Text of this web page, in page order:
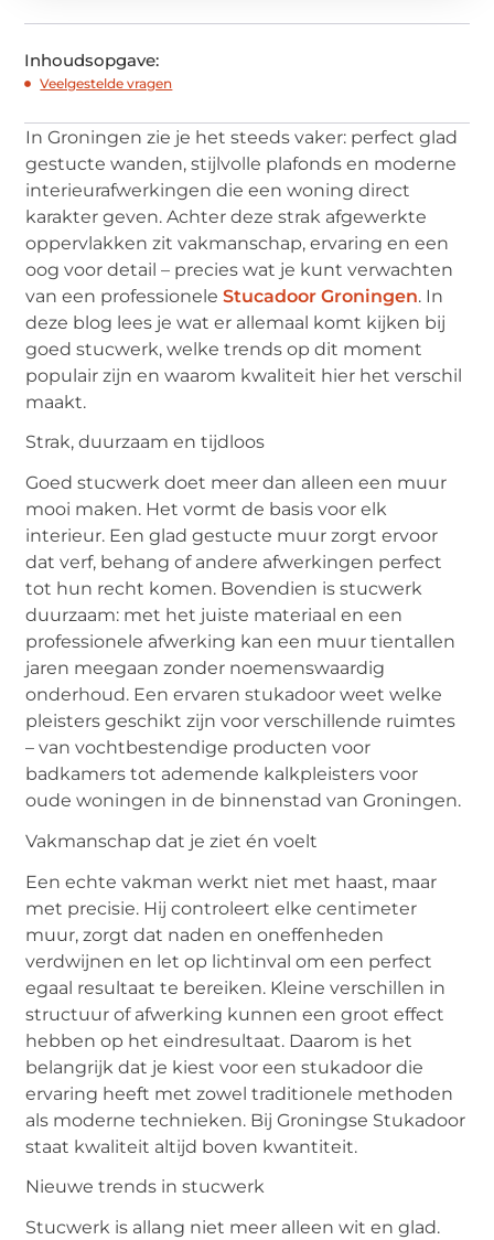
Inhoudsopgave:
Veelgestelde vragen
In Groningen zie je het steeds vaker: perfect glad
gestucte wanden, stijlvolle plafonds en moderne
interieurafwerkingen die een woning direct
karakter geven. Achter deze strak afgewerkte
oppervlakken zit vakmanschap, ervaring en een
oog voor detail – precies wat je kunt verwachten
van een professioneleStucadoor Groningen. In
deze blog lees je wat er allemaal komt kijken bij
goed stucwerk, welke trends op dit moment
populair zijn en waarom kwaliteit hier het verschil
maakt.
Strak, duurzaam en tijdloos
Goed stucwerk doet meer dan alleen een muur
mooi maken. Het vormt de basis voor elk
interieur. Een glad gestucte muur zorgt ervoor
dat verf, behang of andere afwerkingen perfect
tot hun recht komen. Bovendien is stucwerk
duurzaam: met het juiste materiaal en een
professionele afwerking kan een muur tientallen
jaren meegaan zonder noemenswaardig
onderhoud. Een ervaren stukadoor weet welke
pleisters geschikt zijn voor verschillende ruimtes
– van vochtbestendige producten voor
badkamers tot ademende kalkpleisters voor
oude woningen in de binnenstad van Groningen.
Vakmanschap dat je ziet én voelt
Een echte vakman werkt niet met haast, maar
met precisie. Hij controleert elke centimeter
muur, zorgt dat naden en oneffenheden
verdwijnen en let op lichtinval om een perfect
egaal resultaat te bereiken. Kleine verschillen in
structuur of afwerking kunnen een groot effect
hebben op het eindresultaat. Daarom is het
belangrijk dat je kiest voor een stukadoor die
ervaring heeft met zowel traditionele methoden
als moderne technieken. Bij Groningse Stukadoor
staat kwaliteit altijd boven kwantiteit.
Nieuwe trends in stucwerk
Stucwerk is allang niet meer alleen wit en glad.